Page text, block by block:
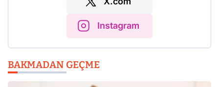
Instagram
BAKMADAN GEÇME